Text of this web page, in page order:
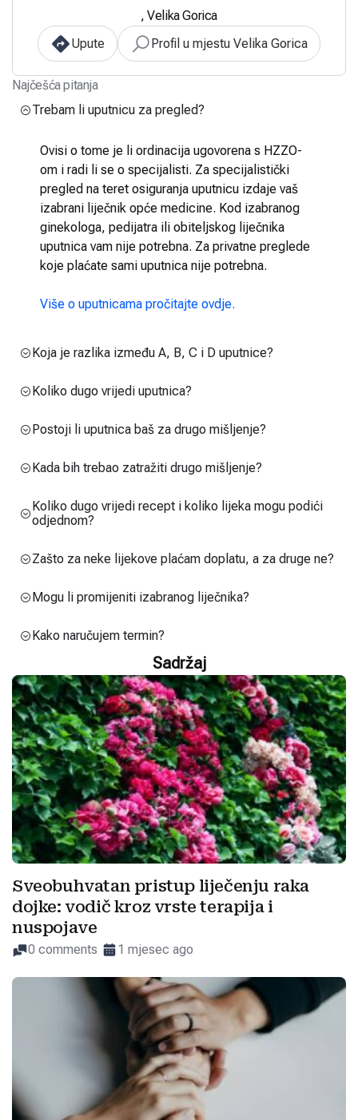
, Velika Gorica
Upute
Profil u mjestu Velika Gorica
Najčešća pitanja
Trebam li uputnicu za pregled?
Ovisi o tome je li ordinacija ugovorena s HZZO-
om i radi li se o specijalisti. Za specijalistički
pregled na teret osiguranja uputnicu izdaje vaš
izabrani liječnik opće medicine. Kod izabranog
ginekologa, pedijatra ili obiteljskog liječnika
uputnica vam nije potrebna. Za privatne preglede
koje plaćate sami uputnica nije potrebna.
Više o uputnicama pročitajte ovdje.
Koja je razlika između A, B, C i D uputnice?
Koliko dugo vrijedi uputnica?
Postoji li uputnica baš za drugo mišljenje?
Kada bih trebao zatražiti drugo mišljenje?
Koliko dugo vrijedi recept i koliko lijeka mogu podići
odjednom?
Zašto za neke lijekove plaćam doplatu, a za druge ne?
Mogu li promijeniti izabranog liječnika?
Kako naručujem termin?
Sadržaj
Sveobuhvatan pristup liječenju raka
dojke: vodič kroz vrste terapija i
nuspojave
0 comments 1 mjesec ago